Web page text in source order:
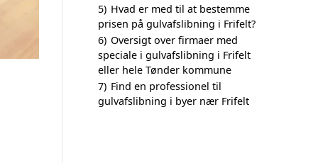
5) Hvad er med til at bestemme
prisen på gulvafslibning i Frifelt?
6) Oversigt over firmaer med
speciale i gulvafslibning i Frifelt
eller hele Tønder kommune
7) Find en professionel til
gulvafslibning i byer nær Frifelt